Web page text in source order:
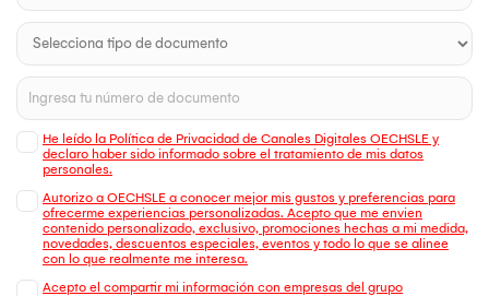
He leído la Política de Privacidad de Canales Digitales OECHSLE y
declaro haber sido informado sobre el tratamiento de mis datos
personales.
Autorizo a OECHSLE a conocer mejor mis gustos y preferencias para
ofrecerme experiencias personalizadas. Acepto que me envien
contenido personalizado, exclusivo, promociones hechas a mi medida,
novedades, descuentos especiales, eventos y todo lo que se alinee
con lo que realmente me interesa.
Acepto el compartir mi información con empresas del grupo